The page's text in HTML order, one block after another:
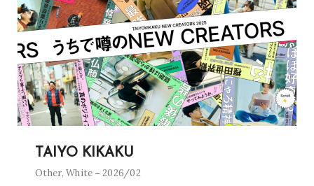
TAIYO KIKAKU
Other,White 2026/02